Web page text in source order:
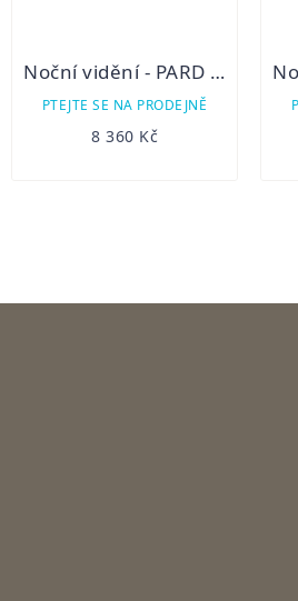
Noční vidění - PARD NV019
PTEJTE SE NA PRODEJNĚ
8 360 Kč